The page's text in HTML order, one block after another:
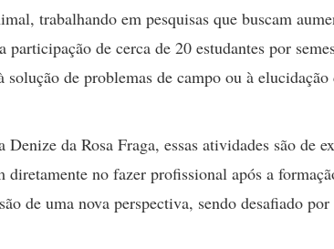
trabalhando em pesquisas que buscam
de cerca de 20 estudantes por
solução de problemas de campo ou à
da Rosa Fraga, essas atividades são de
diretamente no fazer profissional após a
de uma nova perspectiva, sendo desafiado